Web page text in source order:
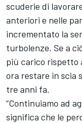
scuderie di
anteriori e nelle
incrementato la
turbolenze. Se a
più carico rispetto
ora restare in scia
tre anni fa.
“Continuiamo ad
significa che le